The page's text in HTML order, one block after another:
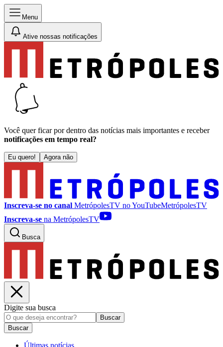
Menu
Ative nossas notificações
Você quer ficar por dentro das notícias mais importantes e receber
notificações em tempo real?
Eu quero! Agora não
Inscreva-se no canal MetrópolesTV noYouTubeMetrópolesTV
Inscreva-se na MetrópolesTV
Busca
Digite sua busca
Buscar
Buscar
Últimas notícias